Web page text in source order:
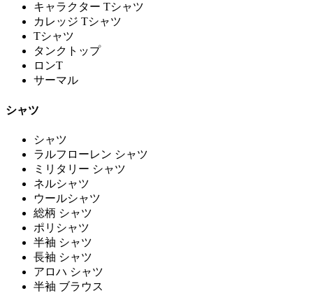
キャラクター Tシャツ
カレッジ Tシャツ
Tシャツ
タンクトップ
ロンT
サーマル
シャツ
シャツ
ラルフローレン シャツ
ミリタリー シャツ
ネルシャツ
ウールシャツ
総柄 シャツ
ポリシャツ
半袖 シャツ
長袖 シャツ
アロハ シャツ
半袖 ブラウス